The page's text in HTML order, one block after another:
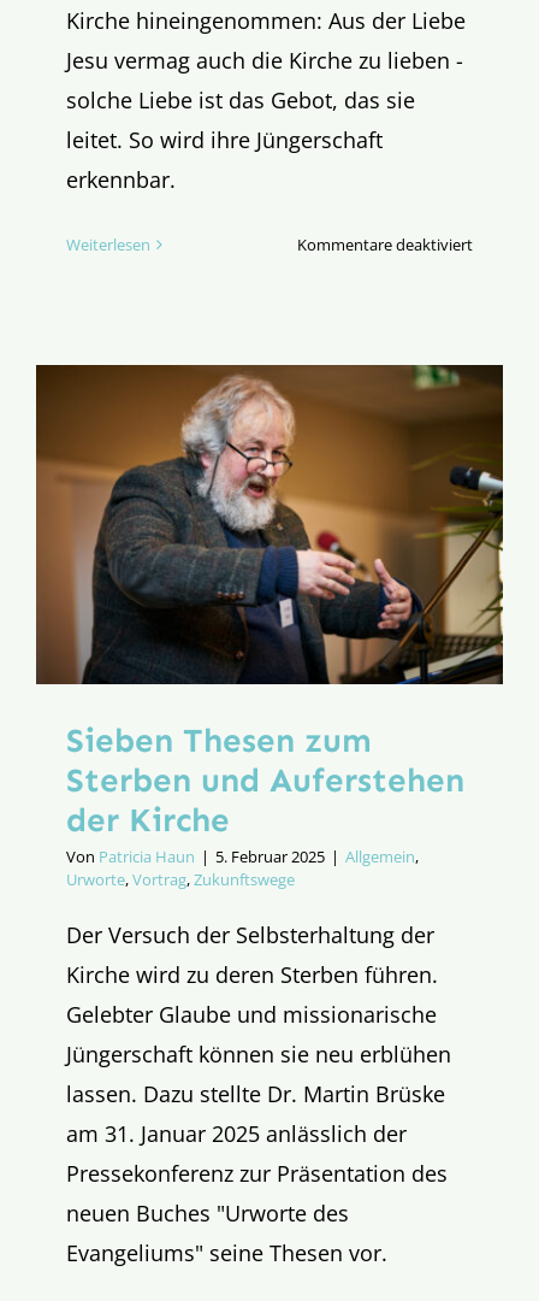
Kirche hineingenommen: Aus der Liebe
Jesu vermag auch die Kirche zu lieben -
solche Liebe ist das Gebot, das sie
leitet. So wird ihre Jüngerschaft
erkennbar.
Weiterlesen Kommentare deaktiviertfür
der
Sieben Thesen zum
Sterben und Auferstehen
der Kirche
Von Patricia Haun | 5. Februar 2025 | Allgemein,
Urworte,Vortrag,Zukunftswege
Der Versuch der Selbsterhaltung der
Kirche wird zu deren Sterben führen.
Gelebter Glaube und missionarische
Jüngerschaft können sie neu erblühen
lassen. Dazu stellte Dr. Martin Brüske
am 31. Januar 2025 anlässlich der
Pressekonferenz zur Präsentation des
neuen Buches "Urworte des
Evangeliums" seine Thesen vor.